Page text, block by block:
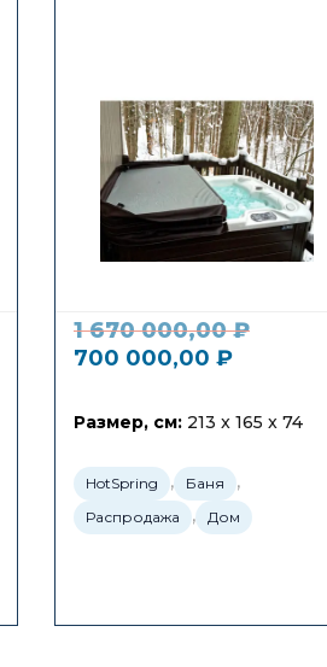
1 670 000,00₽
700 000,00 ₽
Размер, см:213 x 165 x 74
HotSpring , Баня ,
Распродажа , Дом